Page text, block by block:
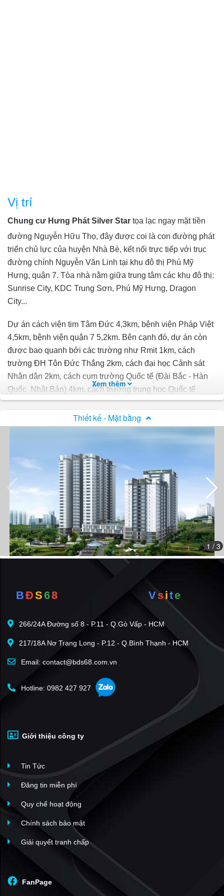
Vị trí
Chung cư Hưng Phát Silver Star tọa lạc ngay mặt tiền
đường Nguyễn Hữu Thọ, đây được coi là con đường phát
triển chủ lực của huyện Nhà Bè, kết nối trực tiếp với trục
đường chính Nguyễn Văn Linh tại khu đô thị Phú Mỹ
Hưng, quận 7. Tòa nhà nằm giữa trung tâm các khu đô thị:
Sunrise City, KDC Trung Sơn, Phú Mỹ Hưng, Dragon
City...
Dự án cách viện tim Tâm Đức 4,3km, bệnh viện Pháp Việt
4,5km, bệnh viện quận 7 5,2km. Bên cạnh đó, dự án còn
được bao quanh bởi các trường như Rmit 1km, cách
trường ĐH Tôn Đức Thắng 2km, cách đại học Cảnh sát
Nhân dân 2km, cách cụm trường Quốc tế (Đài Bắc - Hàn
Quốc Nhật Bản) 4km, cách trường trung học Quốc tế
Singapore (Nguyễn Đức Cảnh) 3km, cách Trường PTTH
Sao Việt (V-Star School) 3,2km. Cách cụm trường quốc tế
(ABC - Bắc Mỹ - Singapore SIS) Trung Sơn 3km và cách
Tòa nhà Hưng Phát Silver Star cũng gần kề với những
trung tâm thương mại lớn như cách Lotte Mart 3,1km, cách
Trung tâm Phú Mỹ Hưng 2km, cách Chợ Bến Thành
Vị trí dự án Hưng Phát Silver Star trên bản đồ
Hạ tầng
có diện tích xây dựng là
8956m2 với 3 block căn hộ cao từ 16-24 tầng, 5 tầng trung
tâm thương mại. Chung cư được liên kết với các tiện ích
cao cấp phục vụ đời sống của những cư dân.
Các cư dân tại dự án đây sẽ được tận hưởng những tiện
ích cao cấp như nhà trẻ, hồ bơi, khu trung tâm thương mại
cao 3 tầng với siêu thị, nhà hàng, gym, spa, khu vui chơi
trẻ em...
Diện tích cảnh quan và cây xanh lên tới 3.028m2 (hơn 1/3
diện tích dự án) tạo ra khoảng xanh trong lành dành cho
cư dân, mở ra cho tòa nhà một không gian sống trong lành,
thoải mái.
Tiện ich nội khu
Xem thêm
Thiết kế - Mặt bằng
1 / 3
BĐS68 Vsite
266/24A Đường số 8 - P.11 - Q.Gò Vấp - HCM
217/18A Nơ Trang Long - P.12 - Q.Bình Thạnh - HCM
Email: contact@bds68.com.vn
Hotline: 0982 427 927
Giới thiệu công ty
Tin Tức
Đăng tin miễn phí
Quy chế hoạt động
Chính sách bảo mật
Giải quyết tranh chấp
FanPage